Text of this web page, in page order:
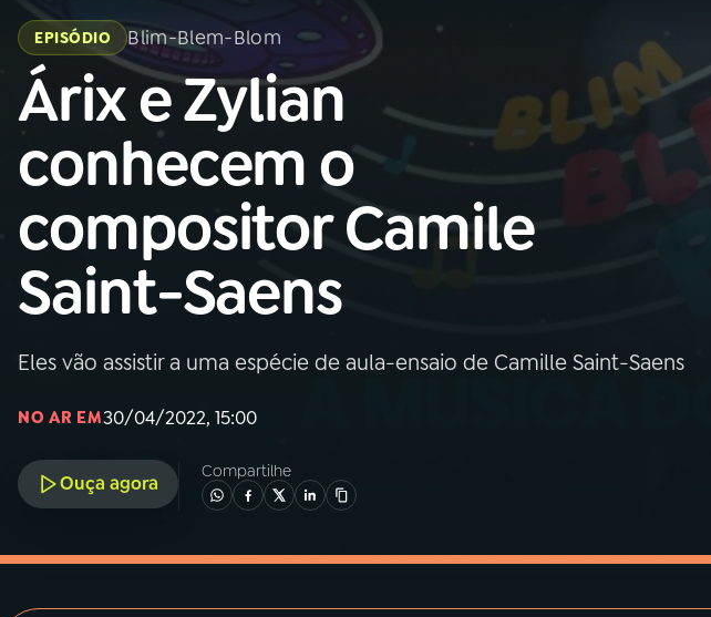
Buscar
na
Rádio
MEC
Buscar
Início AO VIVO
01 INÍCIO
02 A RÁDIO
03PROGRAMAÇÃO
05PODCASTS
na
Rádio
MEC
EPISÓDIO Blim-Blem-Blom
Árix e Zylian
conhecem o
compositor Camile
Saint-Saens
Eles vão assistir a uma espécie de aula-ensaio de Camille Saint-Saens
NO AR EM30/04/2022, 15:00
Ouça agora
Compartilhe